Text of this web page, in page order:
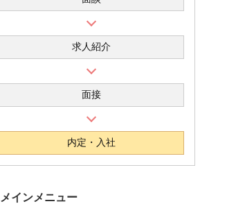
求人紹介
面接
内定・入社
メインメニュー